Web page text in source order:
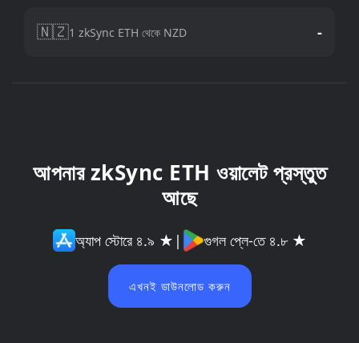
🇳🇿1 zkSync ETH থেকে NZD -
আপনার zkSync ETH ওয়ালেট প্রস্তুত
আছে
অ্যাপ স্টোরে ৪.৯ ★ | গুগল প্লে-তে ৪.৮ ★
এখনই ডাউনলোড করুন